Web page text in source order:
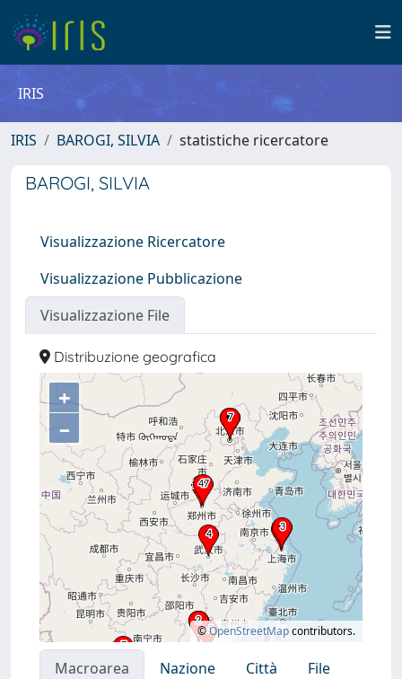
IRIS
IRIS BAROGI, SILVIA statistiche ricercatore
BAROGI, SILVIA
Visualizzazione Ricercatore
Visualizzazione Pubblicazione
Visualizzazione File
Distribuzione geografica
+
–
©OpenStreetMapcontributors.
Macroarea Nazione Città
File